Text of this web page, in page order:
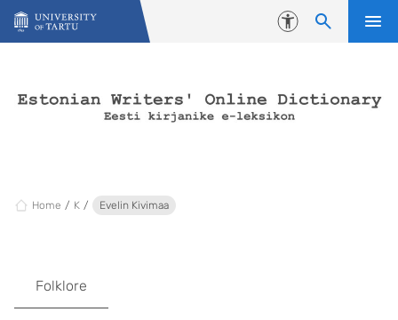
Skip to content
Accessibility
Home K Evelin Kivimaa
Folklore